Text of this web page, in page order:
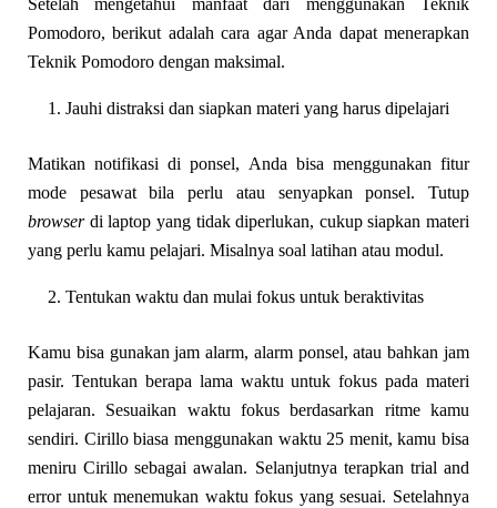
Setelah mengetahui manfaat dari menggunakan Teknik
Pomodoro, berikut adalah cara agar Anda dapat menerapkan
Teknik Pomodoro dengan maksimal.
Jauhi distraksi dan siapkan materi yang harus dipelajari
Matikan notifikasi di ponsel, Anda bisa menggunakan fitur
mode pesawat bila perlu atau senyapkan ponsel. Tutup
browserdi laptop yang tidak diperlukan, cukup siapkan materi
yang perlu kamu pelajari. Misalnya soal latihan atau modul.
Tentukan waktu dan mulai fokus untuk beraktivitas
Kamu bisa gunakan jam alarm, alarm ponsel, atau bahkan jam
pasir. Tentukan berapa lama waktu untuk fokus pada materi
pelajaran. Sesuaikan waktu fokus berdasarkan ritme kamu
sendiri. Cirillo biasa menggunakan waktu 25 menit, kamu bisa
meniru Cirillo sebagai awalan. Selanjutnya terapkan trial and
error untuk menemukan waktu fokus yang sesuai. Setelahnya